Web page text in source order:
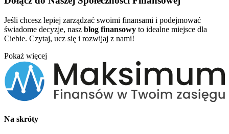
Jeśli chcesz lepiej zarządzać swoimi finansami i podejmować
świadome decyzje, nasz blog finansowy to idealne miejsce dla
Ciebie. Czytaj, ucz się i rozwijaj z nami!
Pokaż więcej
Na skróty